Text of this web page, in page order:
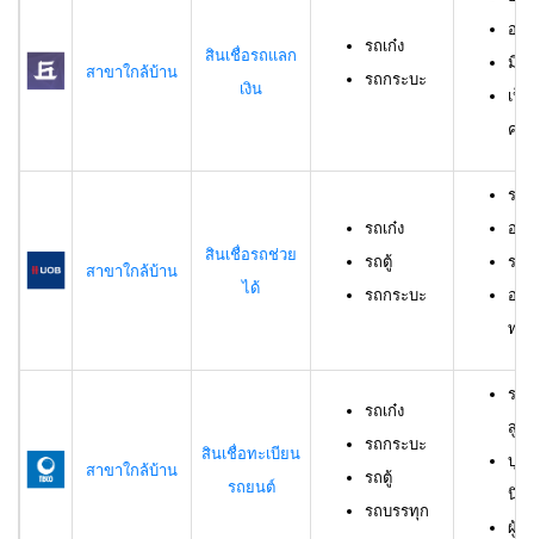
สาขาใกล้บ้าน
สินเชื่อรถแลก
เงิน
รถเก๋ง
รถกระบะ
อา
มีร
เป็
คร
สาขาใกล้บ้าน
สินเชื่อรถช่วย
ได้
รถเก๋ง
รถตู้
รถกระบะ
รถ
อา
รา
อา
ทด
สาขาใกล้บ้าน
สินเชื่อทะเบียน
รถยนต์
รถเก๋ง
รถกระบะ
รถตู้
รถบรรทุก
รถ
สูง
บุค
นิติ
ผู้กู้